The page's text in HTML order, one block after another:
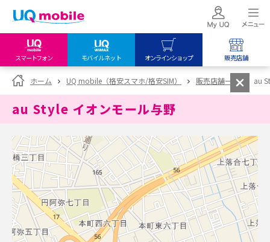
スマートフォン モバイルネット オンラインショップ 販売店舗
my UQ WiMAX
UQ WiMAX ご契約の方
My UQ mobile
UQ mobile
データチャージサイト
UQ mobile
オンラインショップ
UQ WiMAX
UQ mobile
販売店舗
UQ WiMAX
ホーム UQ mobile（格安スマホ/格安SIM） 販売店舗一覧 au
au Style イオンモール与野